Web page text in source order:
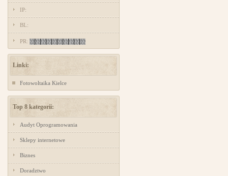
IP:
BL:
PR:
Linki:
Fotowoltaika Kielce
Top 8 kategorii:
Audyt Oprogramowania
Sklepy internetowe
Biznes
Doradztwo